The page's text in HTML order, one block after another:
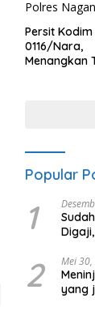
Persit Kodim
0116/Nara,
Menangkan
Popular
1
2 Mei
yang